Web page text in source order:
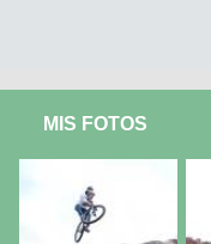
MIS FOTOS